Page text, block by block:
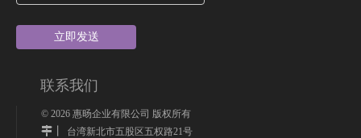
立即发送
联系我们
© 2026 惠旸企业有限公司 版权所有
丨 台湾新北市五股区五权路21号